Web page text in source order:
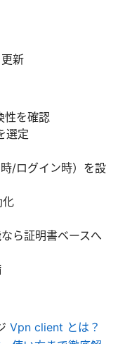
新
性を確認
選定
/ログイン時）を設
化
ら証明書ベースへ
Vpn client とは？